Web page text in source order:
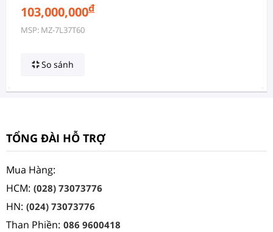
103,000,000đ
MSP: MZ-7L37T60
So sánh
TỔNG ĐÀI HỖ TRỢ
Mua Hàng:
HCM: (028) 73073776
HN: (024) 73073776
Than Phiền: 086 9600418